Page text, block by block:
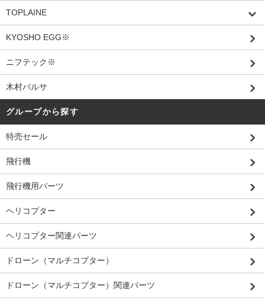
TOPLAINE
KYOSHO EGG※
ニフテック※
木村バルサ
グループから探す
特売セール
飛行機
飛行機用パーツ
ヘリコプター
ヘリコプター関連パーツ
ドローン（マルチコプター）
ドローン（マルチコプター）関連パーツ